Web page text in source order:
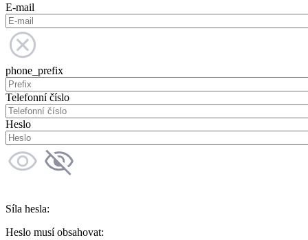
E-mail
phone_prefix
Telefonní číslo
Heslo
Síla hesla:
Heslo musí obsahovat: